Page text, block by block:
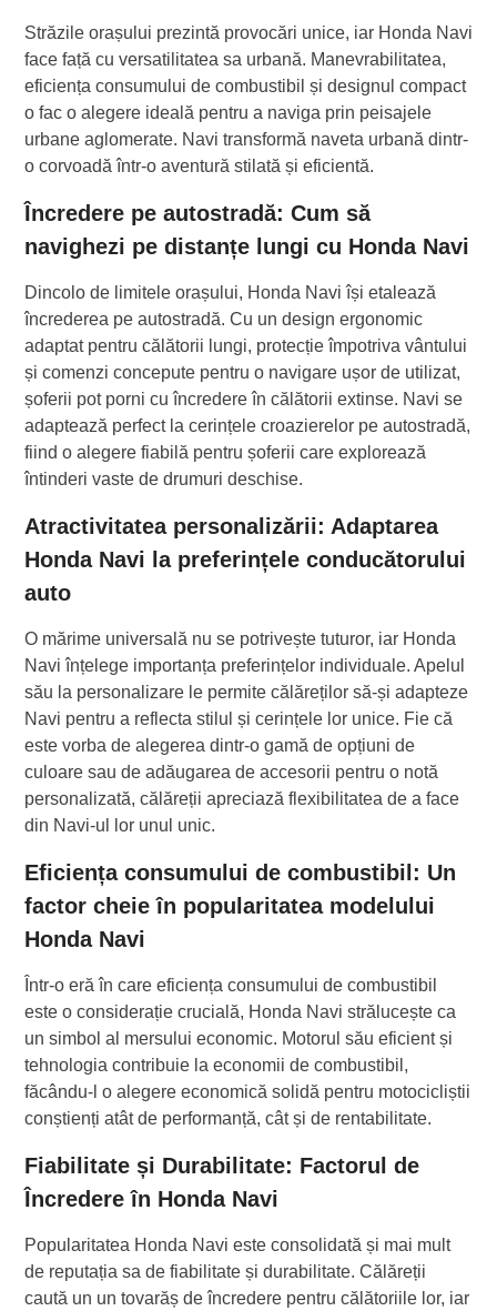
Străzile orașului prezintă provocări unice, iar Honda Navi
face față cu versatilitatea sa urbană. Manevrabilitatea,
eficiența consumului de combustibil și designul compact
o fac o alegere ideală pentru a naviga prin peisajele
urbane aglomerate. Navi transformă naveta urbană dintr-
o corvoadă într-o aventură stilată și eficientă.
Încredere pe autostradă: Cum să
navighezi pe distanțe lungi cu Honda Navi
Dincolo de limitele orașului, Honda Navi își etalează
încrederea pe autostradă. Cu un design ergonomic
adaptat pentru călătorii lungi, protecție împotriva vântului
și comenzi concepute pentru o navigare ușor de utilizat,
șoferii pot porni cu încredere în călătorii extinse. Navi se
adaptează perfect la cerințele croazierelor pe autostradă,
fiind o alegere fiabilă pentru șoferii care explorează
întinderi vaste de drumuri deschise.
Atractivitatea personalizării: Adaptarea
Honda Navi la preferințele conducătorului
auto
O mărime universală nu se potrivește tuturor, iar Honda
Navi înțelege importanța preferințelor individuale. Apelul
său la personalizare le permite călăreților să-și adapteze
Navi pentru a reflecta stilul și cerințele lor unice. Fie că
este vorba de alegerea dintr-o gamă de opțiuni de
culoare sau de adăugarea de accesorii pentru o notă
personalizată, călăreții apreciază flexibilitatea de a face
din Navi-ul lor unul unic.
Eficiența consumului de combustibil: Un
factor cheie în popularitatea modelului
Honda Navi
Într-o eră în care eficiența consumului de combustibil
este o considerație crucială, Honda Navi strălucește ca
un simbol al mersului economic. Motorul său eficient și
tehnologia contribuie la economii de combustibil,
făcându-l o alegere economică solidă pentru motocicliștii
conștienți atât de performanță, cât și de rentabilitate.
Fiabilitate și Durabilitate: Factorul de
Încredere în Honda Navi
Popularitatea Honda Navi este consolidată și mai mult
de reputația sa de fiabilitate și durabilitate. Călăreții
caută un un tovarăș de încredere pentru călătoriile lor, iar